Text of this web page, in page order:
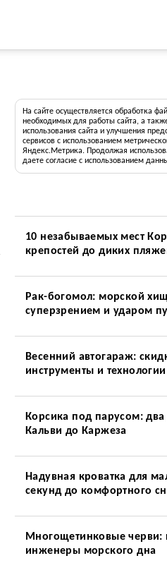
На сайте осуществляется обработка
необходимых для работы сайта, а
использования сайта и улучшения
сервисов с использованием
Яндекс.Метрика. Продолжая
даете согласие с использованием
10 незабываемых мест
крепостей до диких
Рак-богомол: морской
суперзрением и ударом
Весенний автогараж:
инструменты и технологии
Корсика под парусом: два
Кальви до Каржеза
Надувная кроватка для
секунд до комфортного
Многощетинковые черви:
инженеры морского дна